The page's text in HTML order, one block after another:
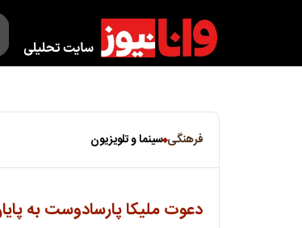
فرهنگی سینما و تلویزیون
دعوت ملیکا پارسادوست به